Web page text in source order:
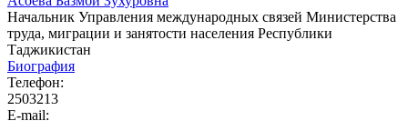
Начальник Управления международных связей Министерства
труда, миграции и занятости населения Республики
Таджикистан
Биография
Телефон:
2503213
E-mail: